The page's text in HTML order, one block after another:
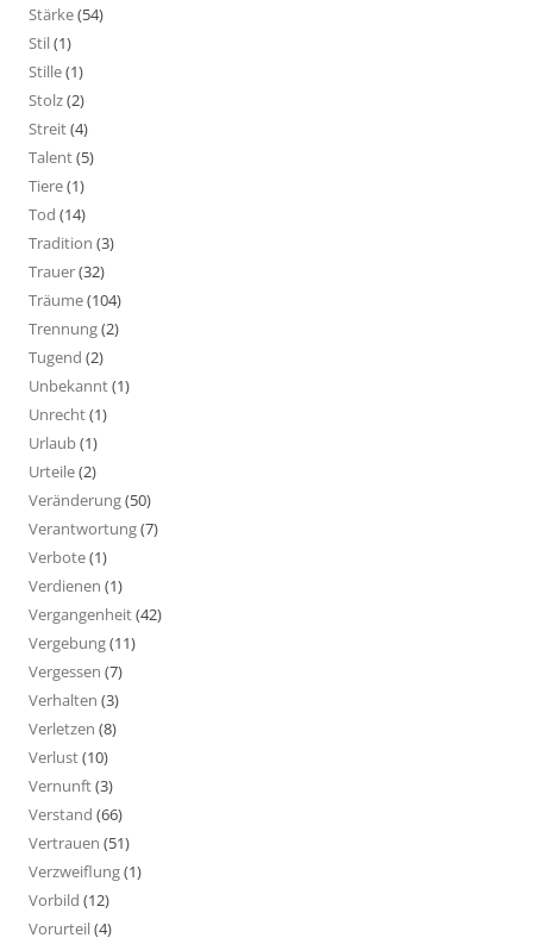
Stärke(54)
Stil(1)
Stille(1)
Stolz(2)
Streit(4)
Talent(5)
Tiere(1)
Tod (14)
Tradition (3)
Trauer(32)
Träume(104)
Trennung(2)
Tugend (2)
Unbekannt(1)
Unrecht(1)
Urlaub(1)
Urteile(2)
Veränderung(50)
Verantwortung(7)
Verbote(1)
Verdienen (1)
Vergangenheit(42)
Vergebung(11)
Vergessen (7)
Verhalten (3)
Verletzen (8)
Verlust(10)
Vernunft(3)
Verstand (66)
Vertrauen (51)
Verzweiflung(1)
Vorbild (12)
Vorurteil(4)